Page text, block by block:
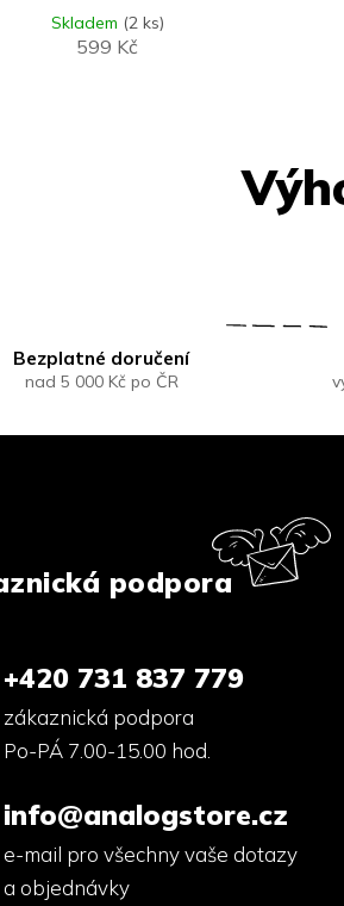
Bezplatné doručení
nad 5 000 Kč po ČR
Skladem (2 ks)
599 Kč
podpora
+420 731 837 779
zákaznická podpora
Po-PÁ 7.00-15.00 hod.
info@analogstore.cz
e-mail pro všechny vaše dotazy
a objednávky